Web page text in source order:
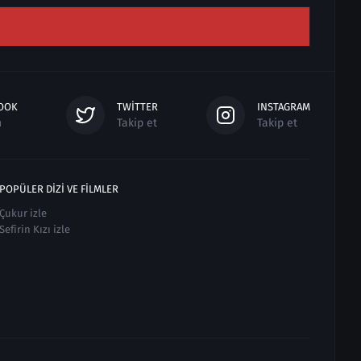
TWITTER
Takip et
INSTAGRAM
Takip et
POPÜLER DIZI VE FILMLER
Çukur izle
Sefirin Kızı izle